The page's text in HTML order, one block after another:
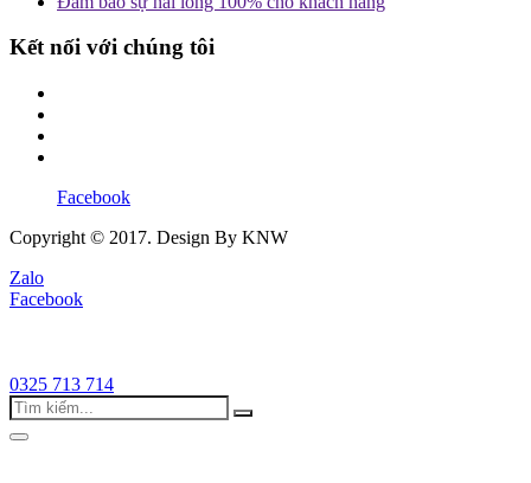
Kết nối với chúng tôi
Facebook
Copyright © 2017. Design By KNW
Zalo
Facebook
0325 713 714